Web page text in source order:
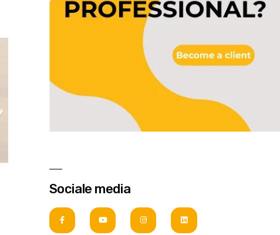
Sociale media